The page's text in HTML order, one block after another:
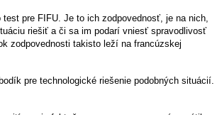
test pre FIFU. Je to ich zodpovednosť, je na nich,
riešiť a či sa im podarí vniesť spravodlivosť
zodpovednosti takisto leží na francúzskej
pre technologické riešenie podobných situácií.